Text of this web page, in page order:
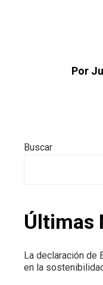
Por
Buscar
Últimas
La declaración de
en la